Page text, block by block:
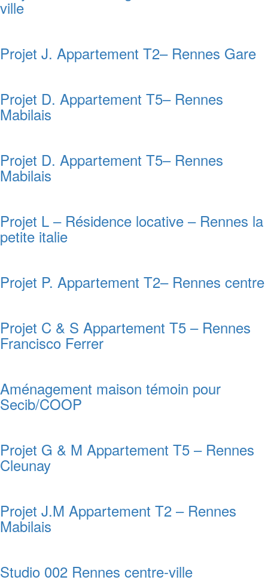
ville
Projet J. Appartement T2– Rennes Gare
Projet D. Appartement T5– Rennes
Mabilais
Projet D. Appartement T5– Rennes
Mabilais
Projet L – Résidence locative – Rennes la
petite italie
Projet P. Appartement T2– Rennes centre
Projet C & S Appartement T5 – Rennes
Francisco Ferrer
Aménagement maison témoin pour
Secib/COOP
Projet G & M Appartement T5 – Rennes
Cleunay
Projet J.M Appartement T2 – Rennes
Mabilais
Studio 002 Rennes centre-ville